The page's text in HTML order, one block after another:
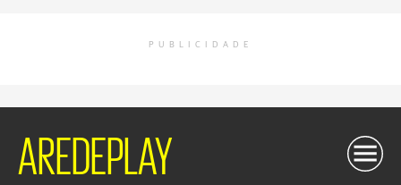
PUBLICIDADE
AREDEPLAY